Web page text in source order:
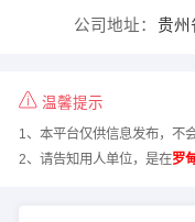
公司地址： 贵州
温馨提示
1、本平台仅供信息发布，不
2、请告知用人单位，是在罗